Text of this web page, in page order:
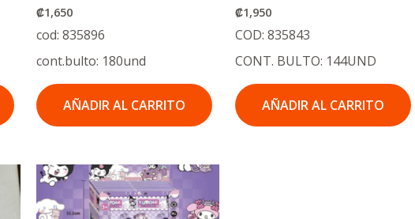
₡1,650
cod: 835896
cont.bulto: 180und
AÑADIR AL CARRITO
₡1,950
COD: 835843
CONT. BULTO: 144UND
AÑADIR AL CARRITO
El
precio
original
era:
El
precio
actual
es: